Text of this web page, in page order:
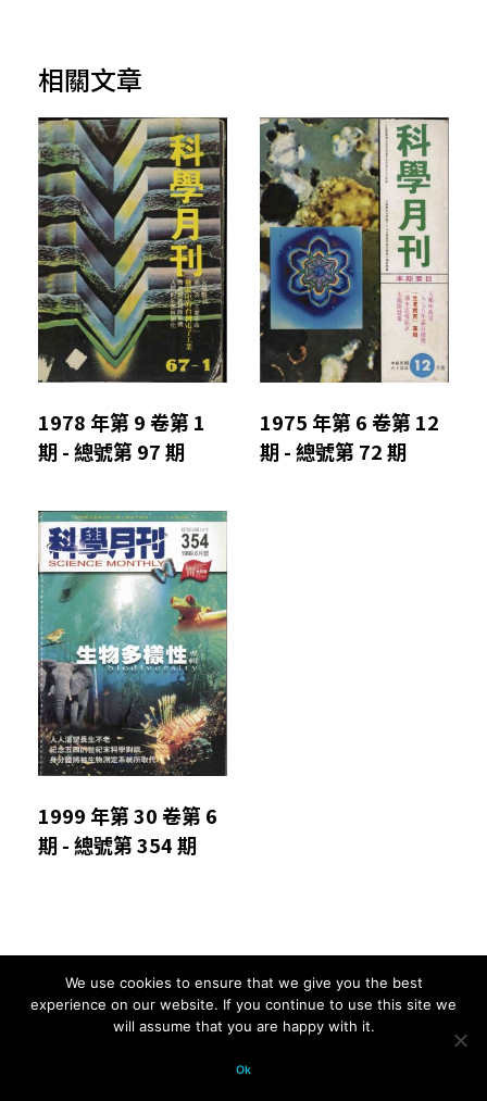
相關文章
1978 年第 9 卷第 1
期 - 總號第 97 期
1975 年第 6 卷第 12
期 - 總號第 72 期
1999 年第 30 卷第 6
期 - 總號第 354 期
Comments are closed.
© 2026 科學月刊五十年大全 All
We use cookies to ensure that we give you the best
experience on our website. If you continue to use this site we
will assume that you are happy with it.
Ok